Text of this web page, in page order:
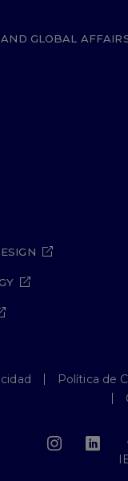
GLOBAL
Política de